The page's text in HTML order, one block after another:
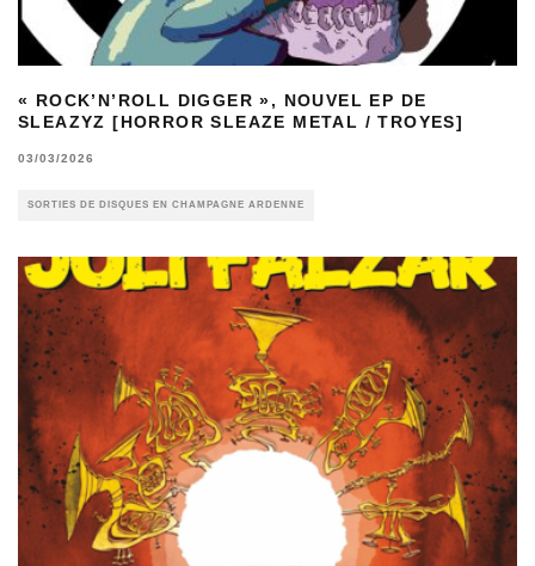
« ROCK’N’ROLL DIGGER », NOUVEL EP DE
SLEAZYZ [HORROR SLEAZE METAL / TROYES]
03/03/2026
SORTIES DE DISQUES EN CHAMPAGNE ARDENNE